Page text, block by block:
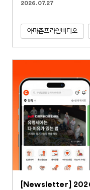
2026.07.27
아마존프라임비디오
[Newsletter] 2026